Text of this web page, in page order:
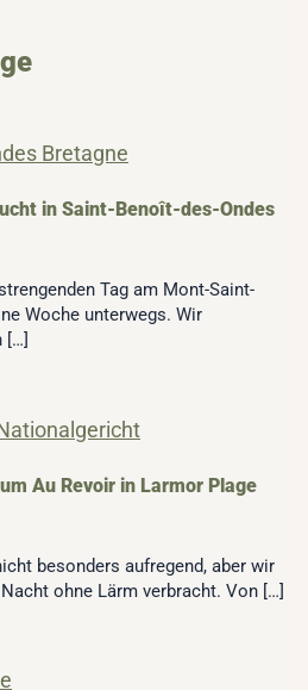
in Saint-Benoît-des-Ondes
Tag am Mont-Saint-
Woche unterwegs. Wir
[…]
Au Revoir in Larmor Plage
besonders aufregend, aber wir
ohne Lärm verbracht. Von […]